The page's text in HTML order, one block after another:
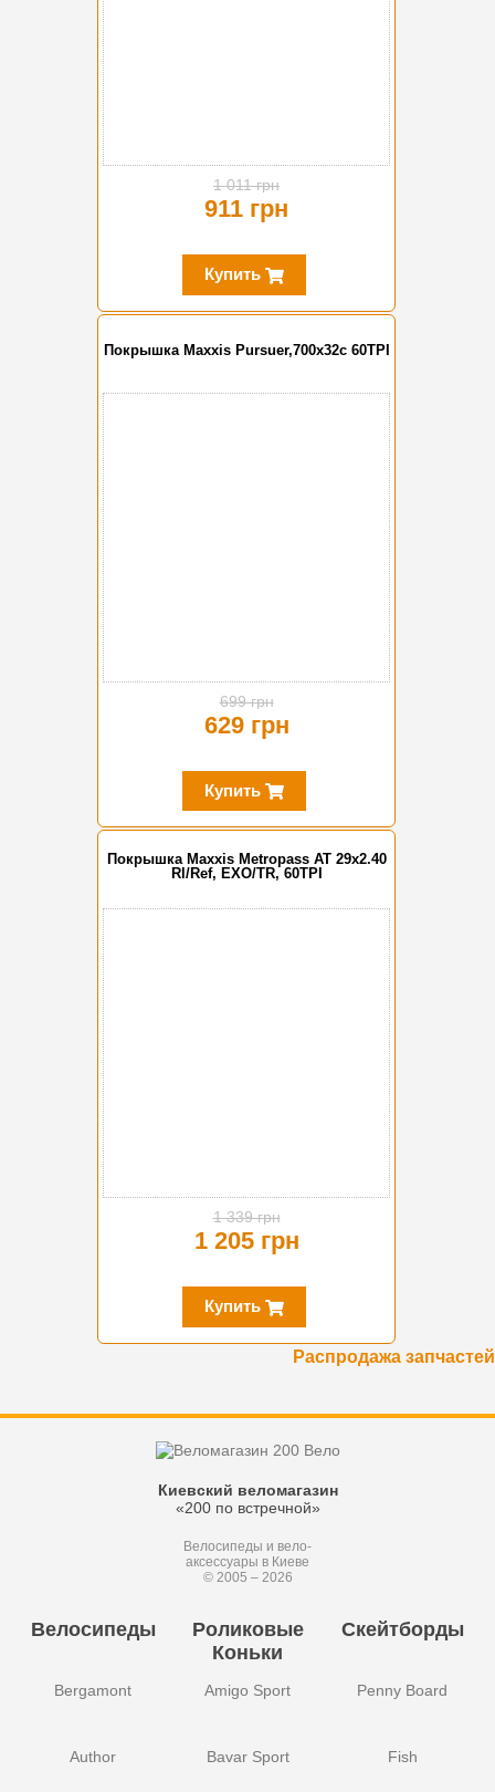
1 011 грн
911 грн
Купить
Покрышка Maxxis Pursuer,700x32c 60TPI
699 грн
629 грн
Купить
Покрышка Maxxis Metropass AT 29x2.40
Rl/Ref, EXO/TR, 60TPI
1 339 грн
1 205 грн
Купить
Распродажа запчастей
Киевский веломагазин
«200 по встречной»
Велосипеды и вело-
аксессуары в Киеве
© 2005 – 2026
Велосипеды
Bergamont
Author
Роликовые
Коньки
Amigo Sport
Bavar Sport
Скейтборды
Penny Board
Fish